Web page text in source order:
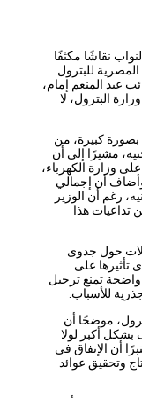
مكثفًا
للبترول
عبد المنعم إمام،
لا
كبيرة، من
جنيه، مشيرًا إلى أن
الكهرباء،
إجمالي
جنيه، رغم أن الوزير
هذا
جدوى
على
تمنع ترحيل
أن
لولا
في
عوائد